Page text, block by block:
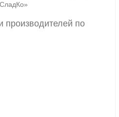
производителей по